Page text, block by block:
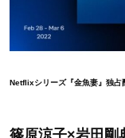
Netflixシリーズ『金魚妻』独占